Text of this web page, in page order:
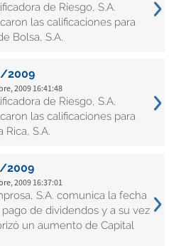
de Riesgo, S.A.
las calificaciones para
Bolsa, S.A.
2009
2009 16:41:48
de Riesgo, S.A.
las calificaciones para
Rica, S.A.
2009
2009 16:37:01
S.A. comunica la fecha
de dividendos y a su vez
un aumento de Capital